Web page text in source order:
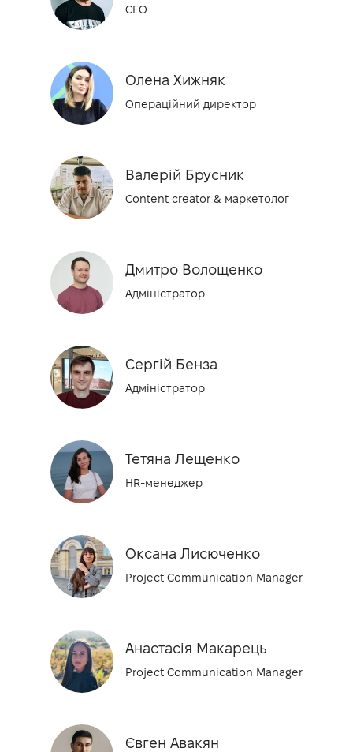
CEO
Олена Хижняк
Операційний директор
Валерій Брусник
Content creator & маркетолог
Дмитро Волощенко
Адміністратор
Сергій Бенза
Адміністратор
Тетяна Лещенко
HR-менеджер
Оксана Лисюченко
Project Communication Manager
Анастасія Макарець
Project Communication Manager
Євген Авакян